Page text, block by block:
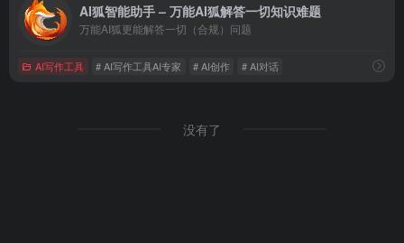
AI狐智能助手 – 万能AI狐解答一切知识难题
万能AI狐更能解答一切（合规）问题
AI写作工具 # AI写作工具AI专家 # AI创作 # AI对话
没有了